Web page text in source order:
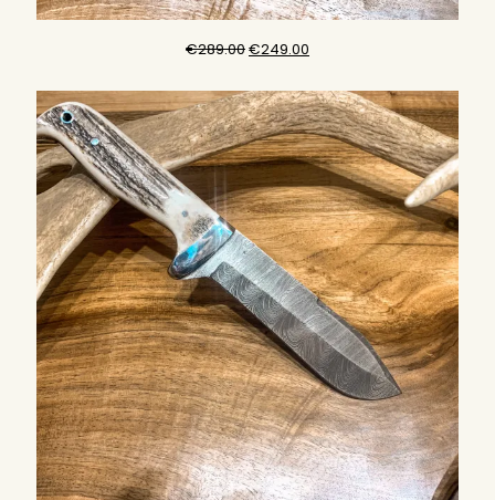
€289.00元
価
格
は
€289.00
で
し
た。
€249.00
の
価
格
は
€249.00
で
す。